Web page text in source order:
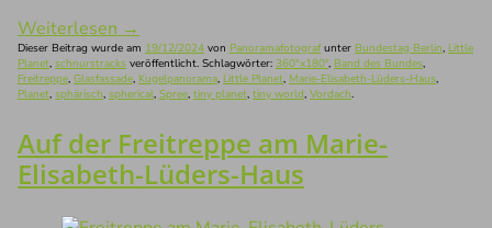
Weiterlesen →
Dieser Beitrag wurde am 19/12/2024 von Panoramafotografunter Bundestag Berlin, Little
Planet, schnurstracks veröffentlicht. Schlagwörter: 360°x180°, Band des Bundes,
Freitreppe, Glasfassade, Kugelpanorama, Little Planet, Marie-Elisabeth-Lüders-Haus,
Planet, sphärisch, spherical, Spree, tiny planet, tiny world, Vordach.
Auf der Freitreppe am Marie-
Elisabeth-Lüders-Haus